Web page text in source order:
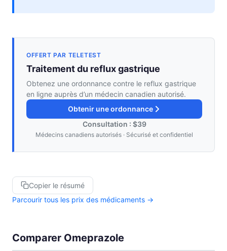
OFFERT PAR TELETEST
Traitement du reflux gastrique
Obtenez une ordonnance contre le reflux gastrique
en ligne auprès d’un médecin canadien autorisé.
Obtenir une ordonnance
Consultation : $39
Médecins canadiens autorisés · Sécurisé et confidentiel
Copier le résumé
Parcourir tous les prix des médicaments →
Comparer Omeprazole